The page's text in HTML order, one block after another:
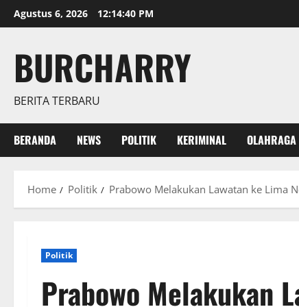
Skip
to
Agustus 6, 2026 12:14:41 PM
BURCHARRY
BERITA TERBARU
BERANDA NEWS POLITIK KERIMINAL OLAHRAGA
Home Politik Prabowo Melakukan Lawatan ke Lima
Politik
Prabowo Melakukan